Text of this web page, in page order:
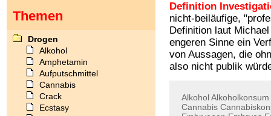
Definition
nicht-beiläufige,
Definition laut
engeren Sinne ein
von Aussagen, die
also nicht publik
AlkoholAlkoholkonsum
Cannabis
Themen
Drogen
Alkohol
Amphetamin
Aufputschmittel
Cannabis
Crack
Ecstasy